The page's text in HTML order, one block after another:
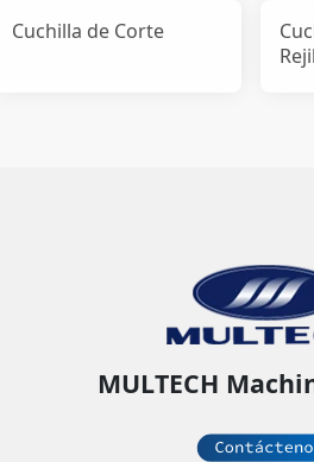
Cuchilla de Corte
MULTECH